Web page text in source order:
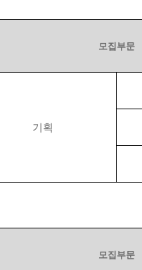
모집부문
기획
모집부문